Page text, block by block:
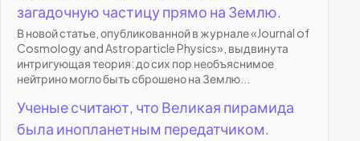
загадочную частицу прямо на Землю.
В новой статье, опубликованной в журнале «Journal of
Cosmology and Astroparticle Physics», выдвинута
интригующая теория: до сих пор необъяснимое
нейтрино могло быть сброшено на Землю...
Ученые считают, что Великая пирамида
была инопланетным передатчиком.